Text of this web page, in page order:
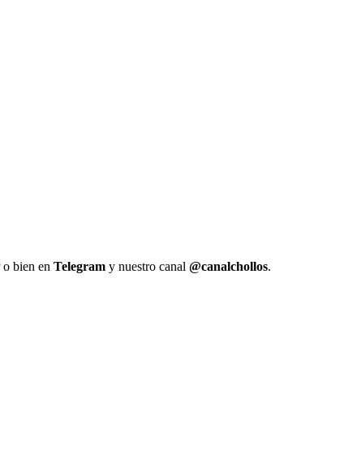
bien en Telegram y nuestro canal @canalchollos.